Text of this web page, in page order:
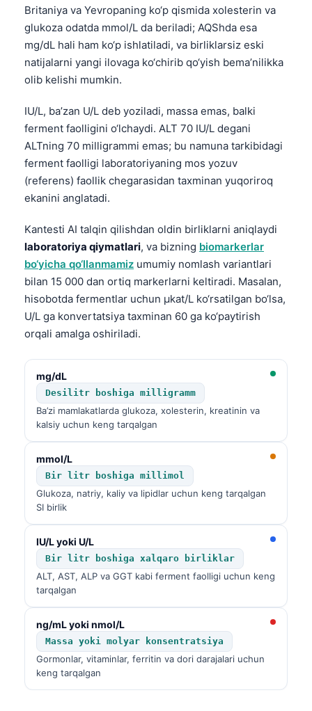
Britaniya va Yevropaning ko‘p qismida xolesterin va
glukoza odatda mmol/L da beriladi; AQShda esa
mg/dL hali ham ko‘p ishlatiladi, va birliklarsiz eski
natijalarni yangi ilovaga ko‘chirib qo‘yish bema’nilikka
olib kelishi mumkin.
IU/L, ba’zan U/L deb yoziladi, massa emas, balki
ferment faolligini o‘lchaydi. ALT 70 IU/L degani
ALTning 70 milligrammi emas; bu namuna tarkibidagi
ferment faolligi laboratoriyaning mos yozuv
(referens) faollik chegarasidan taxminan yuqoriroq
ekanini anglatadi.
Kantesti AI talqin qilishdan oldin birliklarni aniqlaydi
laboratoriya qiymatlari, va bizning biomarkerlar
bo‘yicha qo‘llanmamiz umumiy nomlash variantlari
bilan 15 000 dan ortiq markerlarni keltiradi. Masalan,
hisobotda fermentlar uchun µkat/L ko‘rsatilgan bo‘lsa,
U/L ga konvertatsiya taxminan 60 ga ko‘paytirish
orqali amalga oshiriladi.
mg/dL
Desilitr boshiga milligramm
Ba’zi mamlakatlarda glukoza, xolesterin, kreatinin va
kalsiy uchun keng tarqalgan
mmol/L
Bir litr boshiga millimol
Glukoza, natriy, kaliy va lipidlar uchun keng tarqalgan
SI birlik
IU/L yoki U/L
Bir litr boshiga xalqaro birliklar
ALT, AST, ALP va GGT kabi ferment faolligi uchun keng
tarqalgan
ng/mL yoki nmol/L
Massa yoki molyar konsentratsiya
Gormonlar, vitaminlar, ferritin va dori darajalari uchun
keng tarqalgan
मराठी
తెలుగు
ಕನ್ನಡ
മലയാളം
Bahasa Melayu
Tagalog
ไทย
ភាសាខ្មែរ
Kiswahili
አማርኛ
Українська
Català
Қазақ тілі
Hrvatski
Slovenčina
پښتو
سنڌي
සිංහල
অসমীয়া
Galego
Latviešu valoda
Македонски јазик
Euskara
Gàidhlig